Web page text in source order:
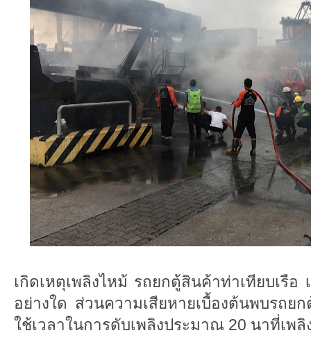
เกิดเหตุเพลิงไหม้ รถยกตู้สินค้าท่าเทียบเรือ
อย่างใด ส่วนความเสียหายเบื้องต้นพบรถ
ใช้เวลาในการดับเพลิงประมาณ 20 นาที่เพลิ